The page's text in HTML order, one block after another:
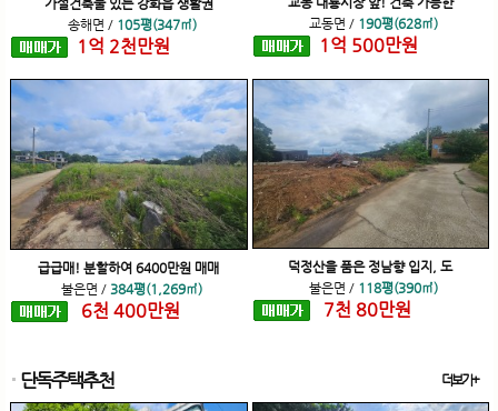
가설건축물 있는 강화읍 생활권
송해면 / 105평(347㎡)
1 억 2천만원
교동면 / 190평(628㎡)
1 억 500만원
급급매! 분할하여 6400만원 매매
불은면 / 384평(1,269㎡)
6천 400만원
덕정산을 품은 정남향 입지, 도
불은면 / 118평(390㎡)
7천 80만원
단독주택추천 더보기+